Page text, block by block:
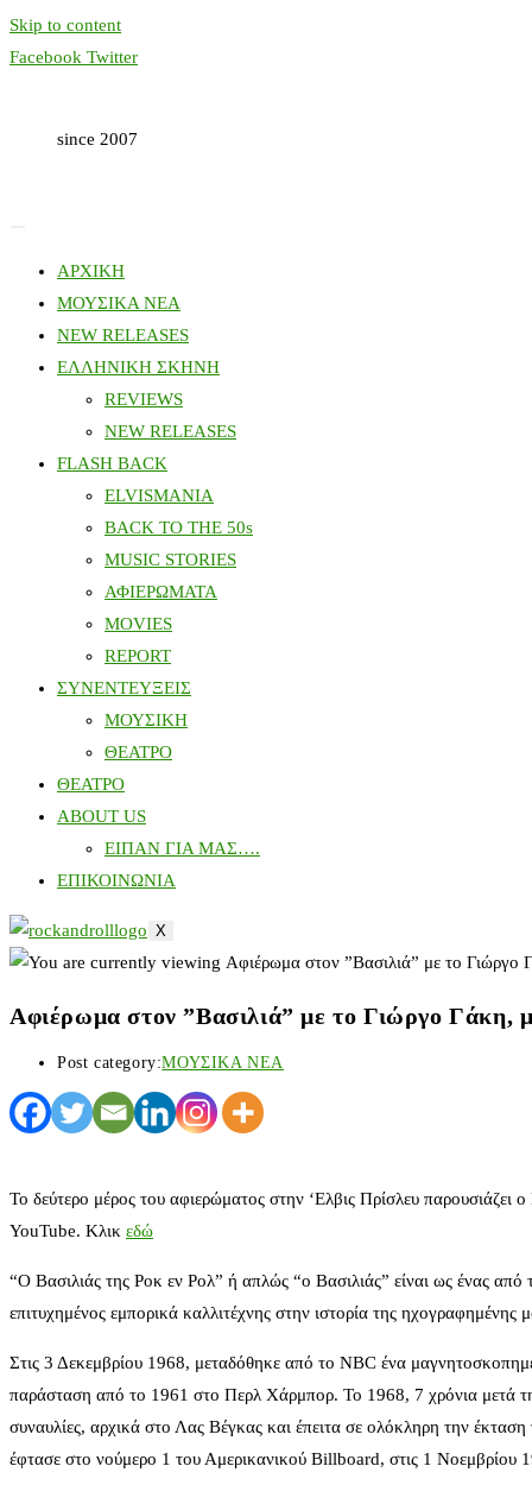
Skip to content
Facebook Twitter
since 2007
ΑΡΧΙΚΗ
ΜΟΥΣΙΚΑ ΝΕΑ
NEW RELEASES
ΕΛΛΗΝΙΚΗ ΣΚΗΝΗ
REVIEWS
NEW RELEASES
FLASH BACK
ELVISMANIA
BACK TO THE 50s
MUSIC STORIES
ΑΦΙΕΡΩΜΑΤΑ
MOVIES
REPORT
ΣΥΝΕΝΤΕΥΞΕΙΣ
ΜΟΥΣΙΚΗ
ΘΕΑΤΡΟ
ΘΕΑΤΡΟ
ABOUT US
ΕΙΠΑΝ ΓΙΑ ΜΑΣ….
ΕΠΙΚΟΙΝΩΝΙΑ
X
Αφιέρωμα στον ”Βασιλιά” με το Γιώργο Γάκη,
Post category:ΜΟΥΣΙΚΑ ΝΕΑ
Το δεύτερο μέρος του αφιερώματος στην ‘Ελβις Πρίσλευ
YouTube. Κλικ εδώ
“Ο Βασιλιάς της Ροκ εν Ρολ” ή απλώς “ο Βασιλιάς” είναι ως ένας από
επιτυχημένος εμπορικά καλλιτέχνης στην ιστορία της
Στις 3 Δεκεμβρίου 1968, μεταδόθηκε από το NBC ένα
παράσταση από το 1961 στο Περλ Χάρμπορ. Το 1968, 7 χρόνια μετά
συναυλίες, αρχικά στο Λας Βέγκας και έπειτα σε ολόκληρη την
έφτασε στο νούμερο 1 του Αμερικανικού Billboard, στις 1 Νοεμβρίου